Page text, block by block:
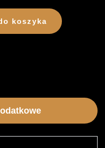
koszyka